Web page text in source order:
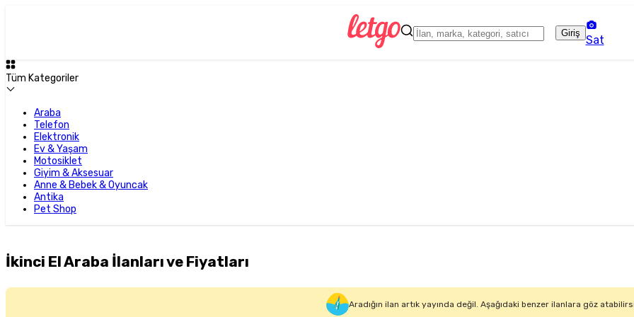
Giriş
Sat
Tüm Kategoriler
Araba
Telefon
Elektronik
Ev & Yaşam
Motosiklet
Giyim & Aksesuar
Anne & Bebek & Oyuncak
Antika
Pet Shop
İkinci El Araba İlanları ve Fiyatları
Aradığın ilan artık yayında değil. Aşağıdaki benzer ilanlara göz